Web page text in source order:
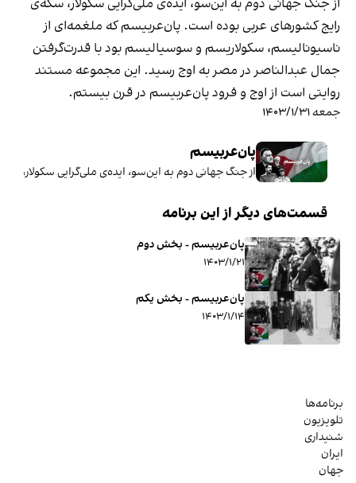
از جنگ جهانی دوم به این‌سو، ایده‌ی ملی‌گرایی سکولار، سکه‌ی
رایج کشورهای عربی بوده است. پان‌عربیسم که ملغمه‌ای از
ناسیونالیسم، سکولاریسم و سوسیالیسم بود با قدرت‌گرفتن
جمال عبدالناصر در مصر به اوج رسید. این مجموعه مستند
روایتی است از اوج و فرود پان‌عربیسم در قرن بیستم.
جمعه ۱۴۰۳/۱/۳۱
پان‌عربیسم
از جنگ جهانی دوم به این‌سو، ایده‌ی ملی‌گرایی
قسمت‌های دیگر از این برنامه
پان‌عربیسم - بخش دوم
۱۴۰۳/۱/۲۱
پان‌عربیسم - بخش یکم
۱۴۰۳/۱/۱۴
برنامه‌ها
تلویزیون
شنیداری
ایران
جهان